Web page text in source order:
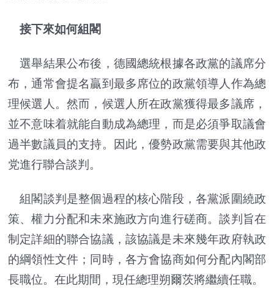
接下來如何組閣
選舉結果公布後，德國總統根據各政黨的議席分
布，通常會提名贏到最多席位的政黨領導人作為總
理候選人。然而，候選人所在政黨獲得最多議席，
並不意味着就能自動成為總理，而是必須爭取議會
過半數議員的支持。因此，優勢政黨需要與其他政
党進行聯合談判。
組閣談判是整個過程的核心階段，各黨派圍繞政
策、權力分配和未來施政方向進行磋商。談判旨在
制定詳細的聯合協議，該協議是未來幾年政府執政
的綱領性文件；同時，各方會協商如何分配內閣部
長職位。在此期間，現任總理朔爾茨將繼續任職。